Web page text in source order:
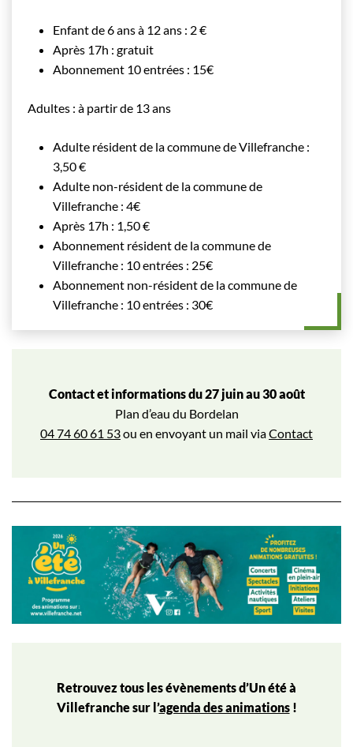
Enfant de 6 ans à 12 ans : 2 €
Après 17h : gratuit
Abonnement 10 entrées : 15€
Adultes : à partir de 13 ans
Adulte résident de la commune de Villefranche :
3,50 €
Adulte non-résident de la commune de
Villefranche : 4€
Après 17h : 1,50 €
Abonnement résident de la commune de
Villefranche : 10 entrées : 25€
Abonnement non-résident de la commune de
Villefranche : 10 entrées : 30€
Contact et informations du 27 juin au 30 août
Plan d’eau du Bordelan
04 74 60 61 53ou en envoyant un mail viaContact
Retrouvez tous les évènements d’Un été à
Villefranche sur l’agenda des animations!